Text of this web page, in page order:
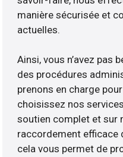
manière sécurisée et
actuelles.
Ainsi, vous n’avez pas
des procédures
prenons en charge
choisissez nos
soutien complet et sur
raccordement efficace
cela vous permet de